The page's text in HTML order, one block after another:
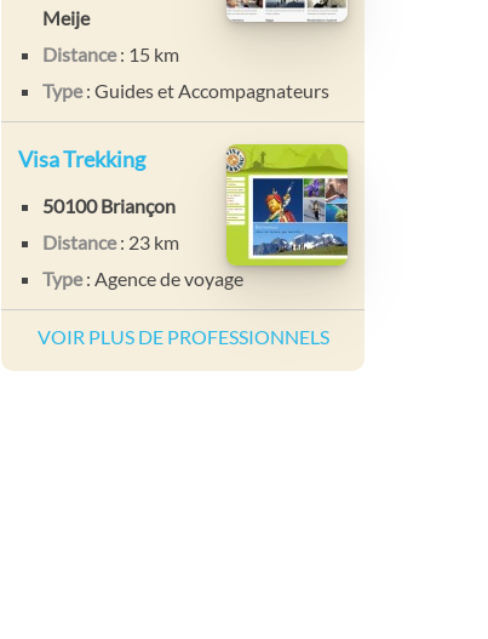
Meije
Distance: 15 km
Type: Guides et Accompagnateurs
Visa Trekking
50100 Briançon
Distance: 23 km
Type: Agence de voyage
VOIR PLUS DE PROFESSIONNELS